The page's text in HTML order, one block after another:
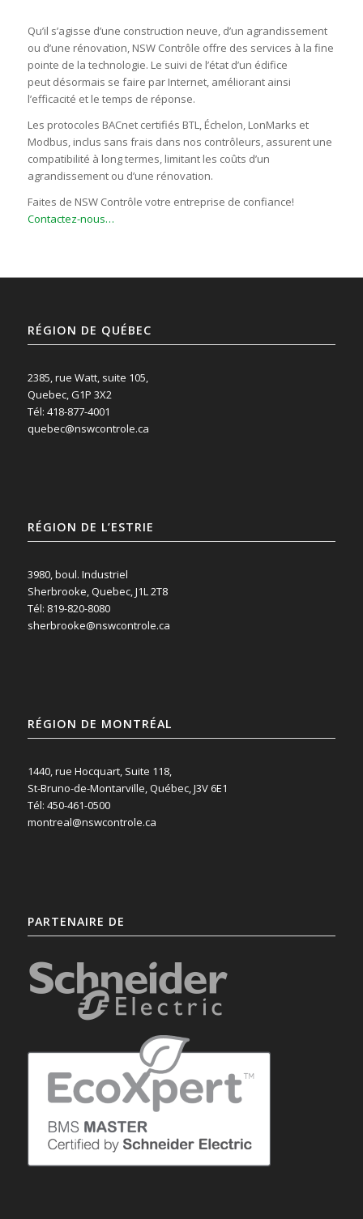
Qu’il s’agisse d’une construction neuve, d’un agrandissement
ou d’une rénovation, NSW Contrôle offre des services à la fine
pointe de la technologie. Le suivi de l’état d’un édifice
peut désormais se faire par Internet, améliorant ainsi
l’efficacité et le temps de réponse.
Les protocoles BACnet certifiés BTL, Échelon, LonMarks et
Modbus, inclus sans frais dans nos contrôleurs, assurent une
compatibilité à long termes, limitant les coûts d’un
agrandissement ou d’une rénovation.
Faites de NSW Contrôle votre entreprise de confiance!
Contactez-nous…
RÉGION DE QUÉBEC
2385, rue Watt, suite 105,
Quebec, G1P 3X2
Tél: 418-877-4001
quebec@nswcontrole.ca
RÉGION DE L’ESTRIE
3980, boul. Industriel
Sherbrooke, Quebec, J1L 2T8
Tél: 819-820-8080
sherbrooke@nswcontrole.ca
RÉGION DE MONTRÉAL
1440, rue Hocquart, Suite 118,
St-Bruno-de-Montarville, Québec, J3V 6E1
Tél: 450-461-0500
montreal@nswcontrole.ca
PARTENAIRE DE